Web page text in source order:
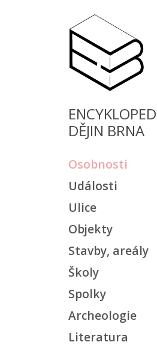
DĚJIN BRNA
Osobnosti
Události
Ulice
Objekty
Stavby, areály
Školy
Spolky
Archeologie
Literatura